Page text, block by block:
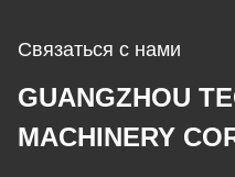
Связаться с нами
GUANGZHOU
MACHINERY